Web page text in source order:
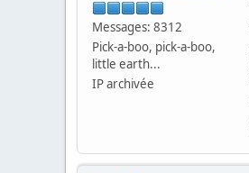
Messages: 8312
Pick-a-boo, pick-a-boo,
little earth...
IP archivée